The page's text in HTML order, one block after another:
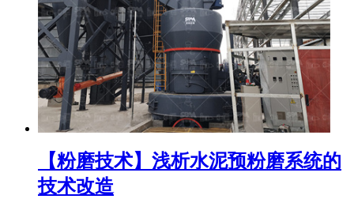
【粉磨技术】浅析水泥预粉磨系统的
技术改造